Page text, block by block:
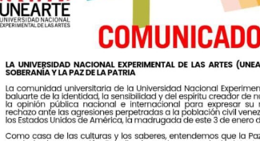
Categoría: